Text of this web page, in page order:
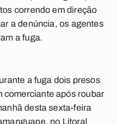
correndo em direção
a denúncia, os agentes
a fuga.
a fuga dois presos
comerciante após roubar
desta sexta-feira
no Litoral